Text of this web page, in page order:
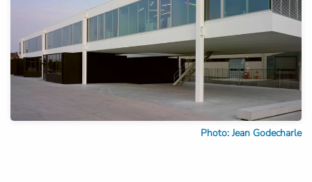
Photo: Jean Godecharle